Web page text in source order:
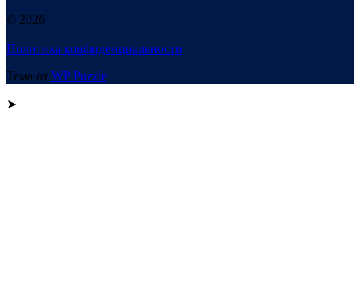
© 2026
Политика конфиденциальности
Тема от WP Puzzle
➤